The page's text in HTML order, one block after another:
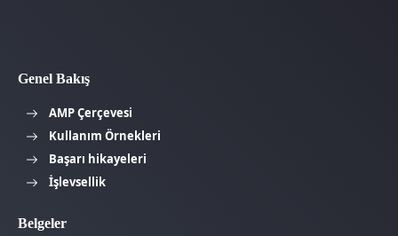
Genel Bakış
AMP Çerçevesi
Kullanım Örnekleri
Başarı hikayeleri
İşlevsellik
Belgeler